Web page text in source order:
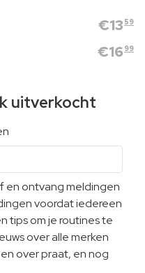
€13 59
€16 99
uitverkocht
en ontvang meldingen
voordat iedereen
tips om je routines te
over alle merken
over praat, en nog